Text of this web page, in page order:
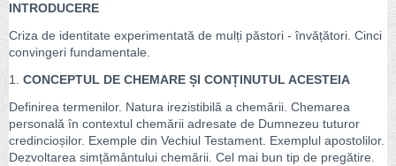
INTRODUCERE
Criza de identitate experimentată de mulți păstori - învățători. Cinci
convingeri fundamentale.
1. CONCEPTUL DE CHEMARE ȘI CONȚINUTUL ACESTEIA
Definirea termenilor. Natura irezistibilă a chemării. Chemarea
personală în contextul chemării adresate de Dumnezeu tuturor
credincioșilor. Exemple din Vechiul Testament. Exemplul apostolilor.
Dezvoltarea simțământului chemării. Cel mai bun tip de pregătire.